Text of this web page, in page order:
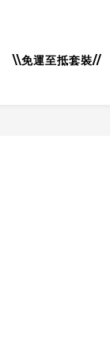
\\免運至抵套裝//